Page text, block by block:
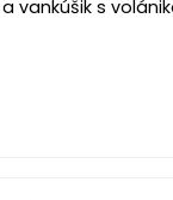
vankúšik s